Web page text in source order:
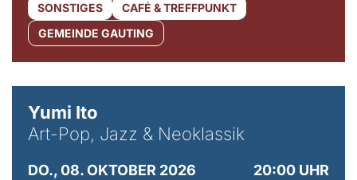
SONSTIGES
CAFÉ & TREFFPUNKT
GEMEINDE GAUTING
Yumi Ito
Art-Pop, Jazz & Neoklassik
DO., 08. OKTOBER 2026
20:00 UHR